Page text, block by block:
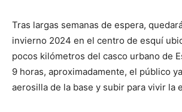
Tras largas semanas de espera,
invierno 2024 en el centro de esquí
pocos kilómetros del casco urbano de
9 horas, aproximadamente, el público
aerosilla de la base y subir para vivir la